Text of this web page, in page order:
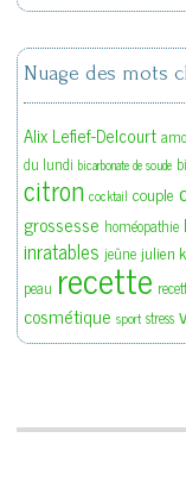
Nuage des mots
Alix Lefief-Delcourt
du lundi bicarbonate de soude
citron cocktail couple
grossesse homéopathie
inratables jeûne julien
peau recette
cosmétique sport stress